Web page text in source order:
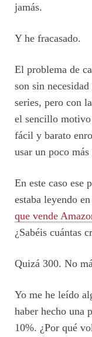
jamás.
Y he fracasado.
El problema de
son sin
series, pero con
el sencillo motivo
fácil y barato
usar un poco
En este caso ese
estaba leyendo
que vende
¿Sabéis cuántas
Quizá 300. No
Yo me he leído
haber hecho una
10%. ¿Por qué